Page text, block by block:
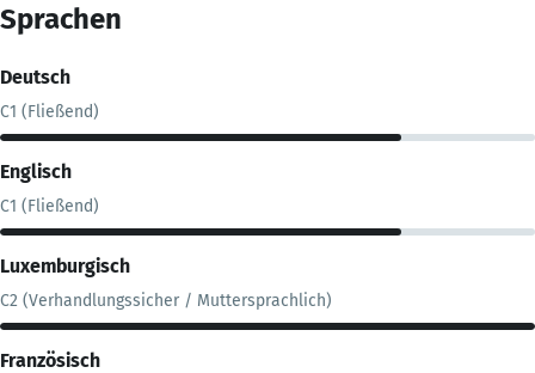
Sprachen
Deutsch
C1 (Fließend)
Englisch
C1 (Fließend)
Luxemburgisch
C2 (Verhandlungssicher / Muttersprachlich)
Französisch